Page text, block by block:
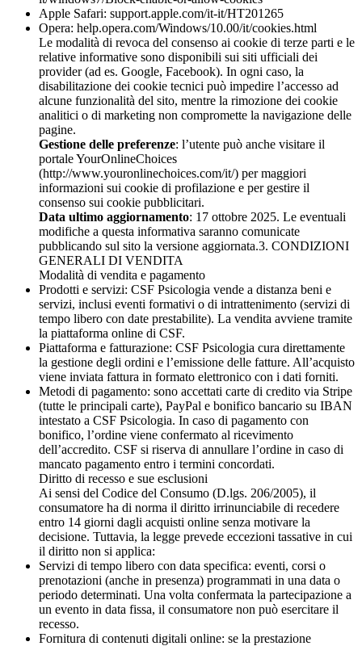
Apple Safari: support.apple.com/it-it/HT201265
Opera: help.opera.com/Windows/10.00/it/cookies.html
Le modalità di revoca del consenso ai cookie di terze parti e le
relative informative sono disponibili sui siti ufficiali dei
provider (ad es. Google, Facebook). In ogni caso, la
disabilitazione dei cookie tecnici può impedire l’accesso ad
alcune funzionalità del sito, mentre la rimozione dei cookie
analitici o di marketing non compromette la navigazione delle
pagine.
Gestione delle preferenze: l’utente può anche visitare il
portale YourOnlineChoices
(http://www.youronlinechoices.com/it/) per maggiori
informazioni sui cookie di profilazione e per gestire il
consenso sui cookie pubblicitari.
Data ultimo aggiornamento: 17 ottobre 2025. Le eventuali
modifiche a questa informativa saranno comunicate
pubblicando sul sito la versione aggiornata.3. CONDIZIONI
GENERALI DI VENDITA
Modalità di vendita e pagamento
Prodotti e servizi: CSF Psicologia vende a distanza beni e
servizi, inclusi eventi formativi o di intrattenimento (servizi di
tempo libero con date prestabilite). La vendita avviene tramite
la piattaforma online di CSF.
Piattaforma e fatturazione: CSF Psicologia cura direttamente
la gestione degli ordini e l’emissione delle fatture. All’acquisto
viene inviata fattura in formato elettronico con i dati forniti.
Metodi di pagamento: sono accettati carte di credito via Stripe
(tutte le principali carte), PayPal e bonifico bancario su IBAN
intestato a CSF Psicologia. In caso di pagamento con
bonifico, l’ordine viene confermato al ricevimento
dell’accredito. CSF si riserva di annullare l’ordine in caso di
mancato pagamento entro i termini concordati.
Diritto di recesso e sue esclusioni
Ai sensi del Codice del Consumo (D.lgs. 206/2005), il
consumatore ha di norma il diritto irrinunciabile di recedere
entro 14 giorni dagli acquisti online senza motivare la
decisione. Tuttavia, la legge prevede eccezioni tassative in cui
il diritto non si applica:
Servizi di tempo libero con data specifica: eventi, corsi o
prenotazioni (anche in presenza) programmati in una data o
periodo determinati. Una volta confermata la partecipazione a
un evento in data fissa, il consumatore non può esercitare il
recesso.
Fornitura di contenuti digitali online: se la prestazione